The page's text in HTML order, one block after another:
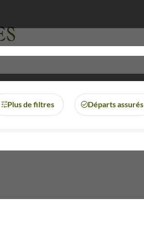
Plus de filtres Départs assurés